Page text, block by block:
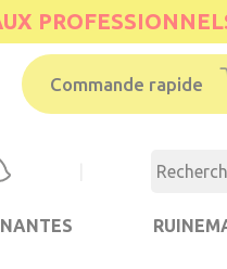
NANTES
Commande rapide